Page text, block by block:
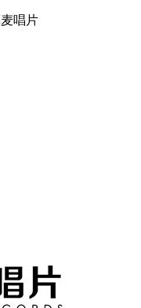
唱片